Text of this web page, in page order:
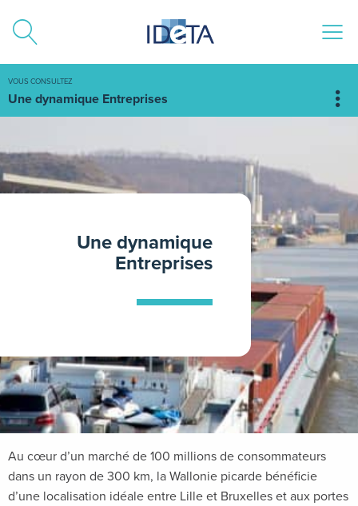
VOUS CONSULTEZ
Une dynamique Entreprises
Une dynamique
Entreprises
Au cœur d’un marché de 100 millions de consommateurs
dans un rayon de 300 km, la Wallonie picarde bénéficie
d’une localisation idéale entre Lille et Bruxelles et aux portes